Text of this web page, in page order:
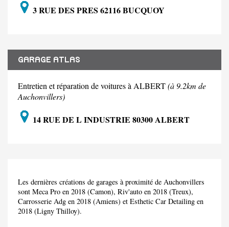
3 RUE DES PRES 62116 BUCQUOY
GARAGE ATLAS
Entretien et réparation de voitures à ALBERT(à 9.2km de
Auchonvillers)
14 RUE DE L INDUSTRIE 80300 ALBERT
Les dernières créations de garages à proximité de Auchonvillers
sont Meca Pro en 2018 (Camon), Riv'auto en 2018 (Treux),
Carrosserie Adg en 2018 (Amiens) et Esthetic Car Detailing en
2018 (Ligny Thilloy).